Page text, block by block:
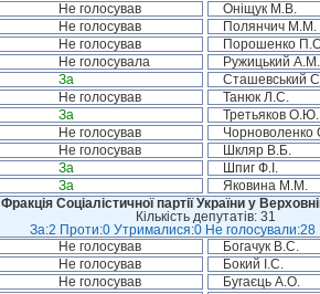
Не голосував Оніщук М.В.
Не голосував Полянчич М.М.
Не голосував Порошенко
Не голосувала Ружицький А.М.
За Сташевський
Не голосував Танюк Л.С.
За Третьяков О.Ю.
Не голосував Чорноволенко
Не голосував Шкляр В.Б.
За Шпиг Ф.І.
За Яковина М.М.
Фракція Соціалістичної партії України у
Кількість депутатів: 31
За:2 Проти:0 Утрималися:0 Не голосували:28
Не голосував Богачук В.С.
Не голосував Бокий І.С.
Не голосував Бугаєць А.О.